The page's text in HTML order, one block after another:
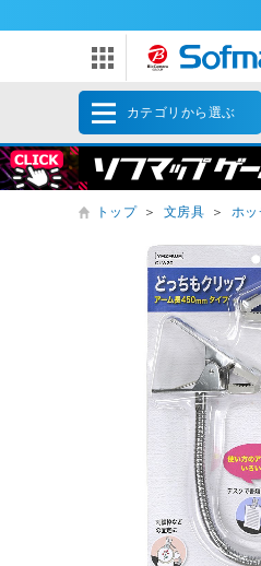
カテゴリから選ぶ
トップ ＞ 文房具 ＞ ホ